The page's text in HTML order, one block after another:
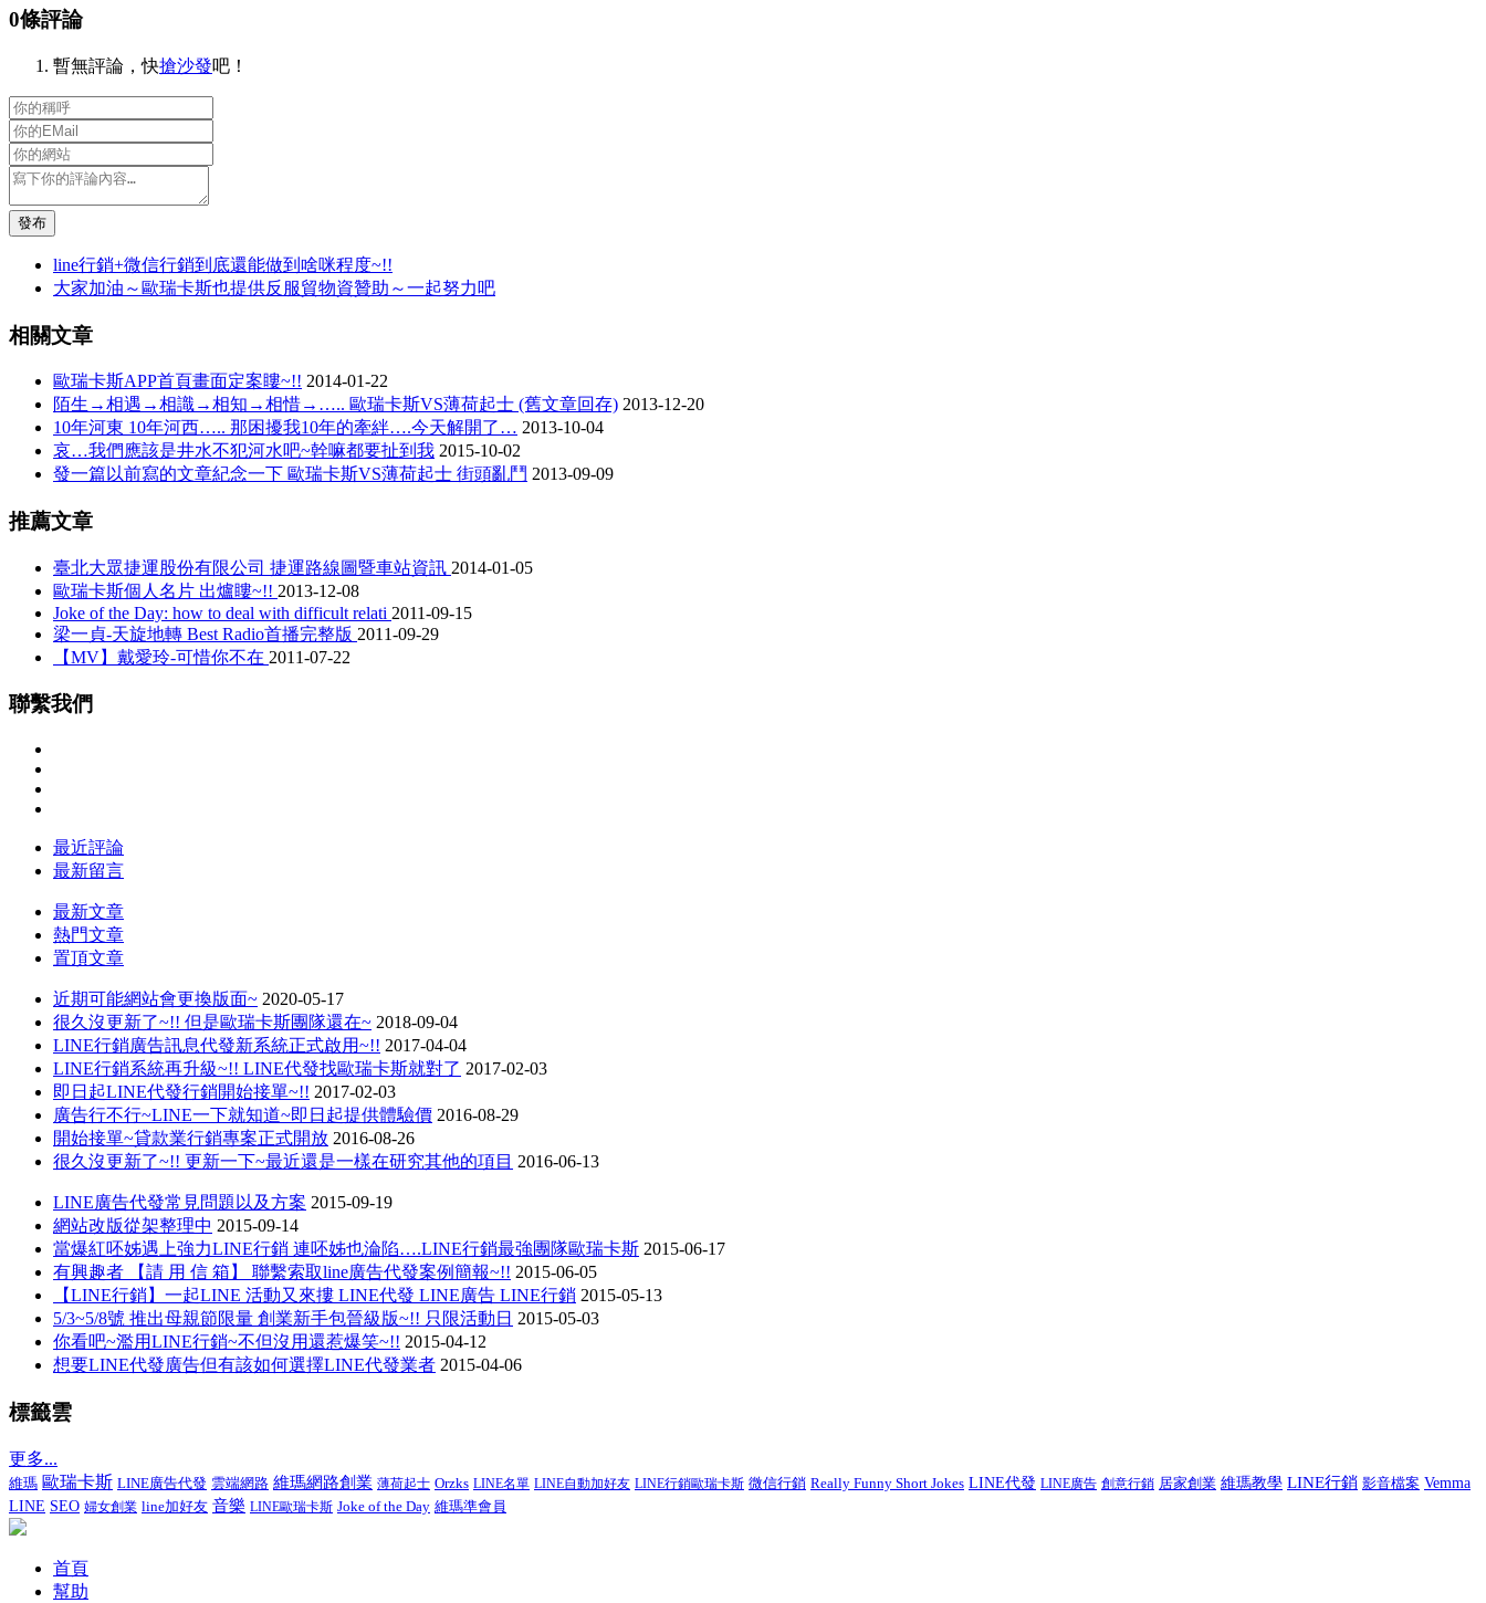
0條評論
暫無評論，快搶沙發吧！
發布
line行銷+微信行銷到底還能做到啥咪程度~!!
大家加油～歐瑞卡斯也提供反服貿物資贊助～一起努力吧
相關文章
歐瑞卡斯APP首頁畫面定案瞜~!! 2014-01-22
陌生→相遇→相識→相知→相惜→….. 歐瑞卡斯VS薄荷起士 (舊文章回存) 2013-12-20
10年河東 10年河西….. 那困擾我10年的牽絆….今天解開了… 2013-10-04
哀…我們應該是井水不犯河水吧~幹嘛都要扯到我 2015-10-02
發一篇以前寫的文章紀念一下 歐瑞卡斯VS薄荷起士 街頭亂鬥 2013-09-09
推薦文章
臺北大眾捷運股份有限公司 捷運路線圖暨車站資訊 2014-01-05
歐瑞卡斯個人名片 出爐瞜~!! 2013-12-08
Joke of the Day: how to deal with difficult relati 2011-09-15
梁一貞-天旋地轉 Best Radio首播完整版 2011-09-29
【MV】戴愛玲-可惜你不在 2011-07-22
聯繫我們
最近評論
最新留言
最新文章
熱門文章
置頂文章
近期可能網站會更換版面~ 2020-05-17
很久沒更新了~!! 但是歐瑞卡斯團隊還在~ 2018-09-04
LINE行銷廣告訊息代發新系統正式啟用~!! 2017-04-04
LINE行銷系統再升級~!! LINE代發找歐瑞卡斯就對了 2017-02-03
即日起LINE代發行銷開始接單~!! 2017-02-03
廣告行不行~LINE一下就知道~即日起提供體驗價 2016-08-29
開始接單~貸款業行銷專案正式開放 2016-08-26
很久沒更新了~!! 更新一下~最近還是一樣在研究其他的項目 2016-06-13
LINE廣告代發常見問題以及方案 2015-09-19
網站改版從架整理中 2015-09-14
當爆紅呸姊遇上強力LINE行銷 連呸姊也淪陷….LINE行銷最強團隊歐瑞卡斯 2015-06-17
有興趣者 【請 用 信 箱】 聯繫索取line廣告代發案例簡報~!! 2015-06-05
【LINE行銷】一起LINE 活動又來摟 LINE代發 LINE廣告 LINE行銷 2015-05-13
5/3~5/8號 推出母親節限量 創業新手包晉級版~!! 只限活動日 2015-05-03
你看吧~濫用LINE行銷~不但沒用還惹爆笑~!! 2015-04-12
想要LINE代發廣告但有該如何選擇LINE代發業者 2015-04-06
標籤雲
更多...
維瑪 歐瑞卡斯 LINE廣告代發 雲端網路 維瑪網路創業 薄荷起士 Orzks LINE名單 LINE自動加好友 LINE行銷歐瑞卡斯 微信行銷 Really Funny Short Jokes LINE代發 LINE廣告 創意行銷 居家創業 維瑪教學 LINE行銷 影音檔案 Vemma
LINE SEO 婦女創業 line加好友 音樂 LINE歐瑞卡斯 Joke of the Day 維瑪準會員
首頁
幫助